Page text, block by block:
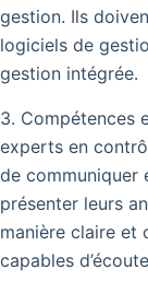
gestion. Ils
logiciels de
gestion intégrée.
3. Compétences
experts en
de communiquer
présenter leurs
manière claire et
capables